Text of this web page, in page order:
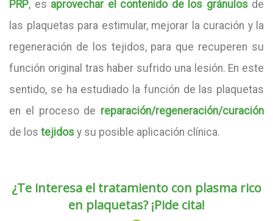
PRP, es aprovechar el contenido de los gránulosde
las plaquetas para estimular, mejorar la curación y la
regeneración de los tejidos, para que recuperen su
función original tras haber sufrido una lesión. En este
sentido, se ha estudiado la función de las plaquetas
en el proceso de reparación/regeneración/curación
de los tejidos y su posible aplicación clínica.
¿Te interesa el tratamiento con plasma rico
en plaquetas? ¡Pide cita!